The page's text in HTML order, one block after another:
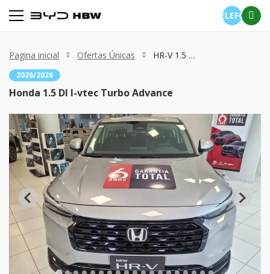
TELEFONE
Pagina inicial Ofertas Únicas HR-V 1.5 DI I-vtec Turbo Advance
2026/2026
Honda 1.5 DI I-vtec Turbo Advance